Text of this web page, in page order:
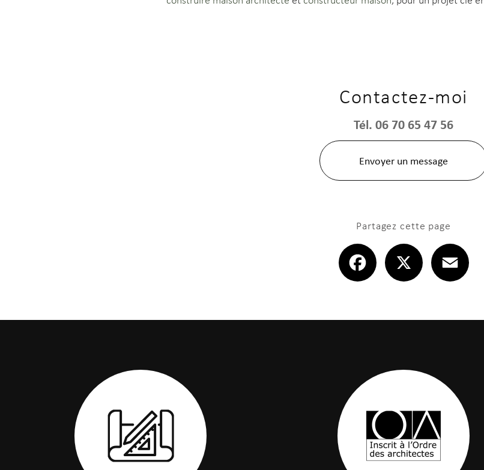
Contactez-moi
Tél. 06 70 65 47 56
Envoyer un message
Partagez cette page
Facebook